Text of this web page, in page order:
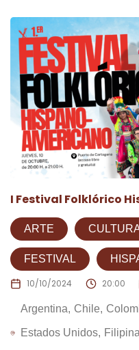
I Festival Folklórico
ARTE
FESTIVAL
10/10/2024 20:00
Argentina Chile
Estados Unidos